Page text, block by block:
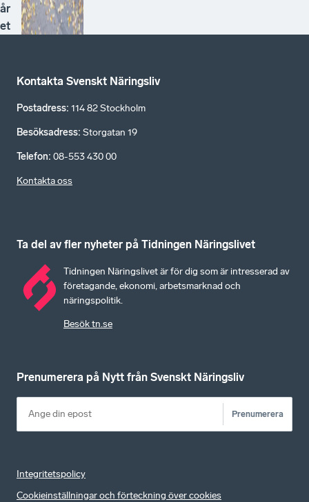
år
et
Kontakta Svenskt Näringsliv
Postadress: 114 82 Stockholm
Besöksadress: Storgatan 19
Telefon: 08-553 430 00
Kontakta oss
Ta del av fler nyheter på Tidningen Näringslivet
Tidningen Näringslivet är för dig som är intresserad av
företagande, ekonomi, arbetsmarknad och
näringspolitik.
Besök tn.se
Prenumerera på Nytt från Svenskt Näringsliv
Prenumerera
Integritetspolicy
Cookieinställningar och förteckning över cookies